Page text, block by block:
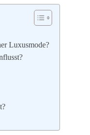
Luxusmode?